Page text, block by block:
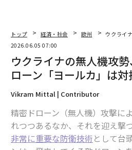
トップ 経済・社会 欧州
ウクライ
2026.06.05 07:00
ウクライナの無人機攻
ローン「ヨールカ」は
Vikram Mittal | Contributor
精密ドローン（無人機）攻撃に
れつつあるなか、それを迎え撃
非常に重要な防衛技術として台